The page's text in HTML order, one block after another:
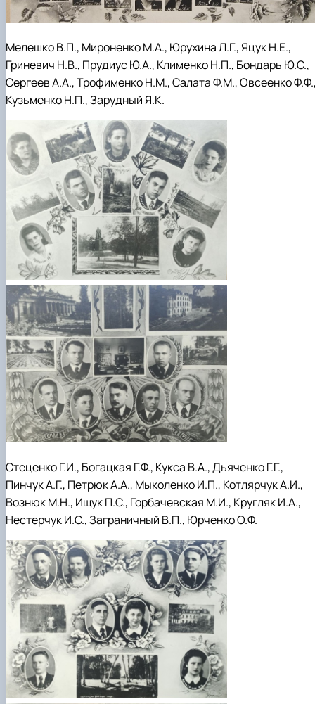
Мелешко В.П., Мироненко М.А., Юрухина Л.Г., Яцук Н.Е.,
Гриневич Н.В., Прудиус Ю.А., Клименко Н.П., Бондарь Ю.С.,
Сергеев А.А., Трофименко Н.М., Салата Ф.М., Овсеенко
Кузьменко Н.П., Зарудный Я.К.
Стеценко Г.И., Богацкая Г.Ф., Кукса В.А., Дьяченко Г.Г.,
Пинчук А.Г., Петрюк А.А., Мыколенко И.П., Котлярчук А.И.,
Вознюк М.Н., Ищук П.С., Горбачевская М.И., Кругляк И.А.,
Нестерчук И.С., Заграничный В.П., Юрченко О.Ф.